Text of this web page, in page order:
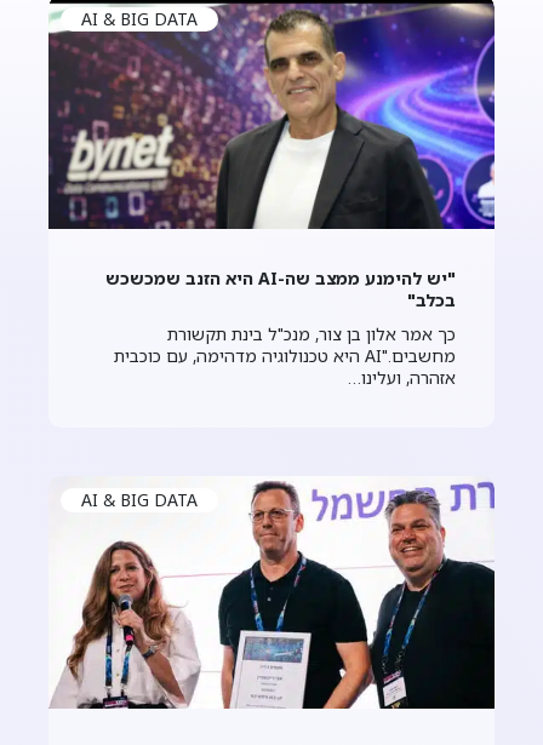
AI & BIG DATA
"יש להימנע ממצב שה-AI היא הזנב שמכשכש
בכלב"
כך אמר אלון בן צור, מנכ"ל בינת תקשורת
מחשבים."AI היא טכנולוגיה מדהימה, עם כוכבית
אזהרה, ועלינו…
AI & BIG DATA